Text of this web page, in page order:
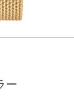
ー